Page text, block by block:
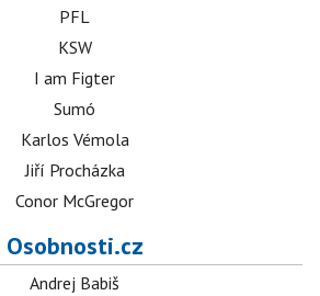
PFL
KSW
I am Figter
Sumó
Karlos Vémola
Jiří Procházka
Conor McGregor
Osobnosti.cz
Andrej Babiš